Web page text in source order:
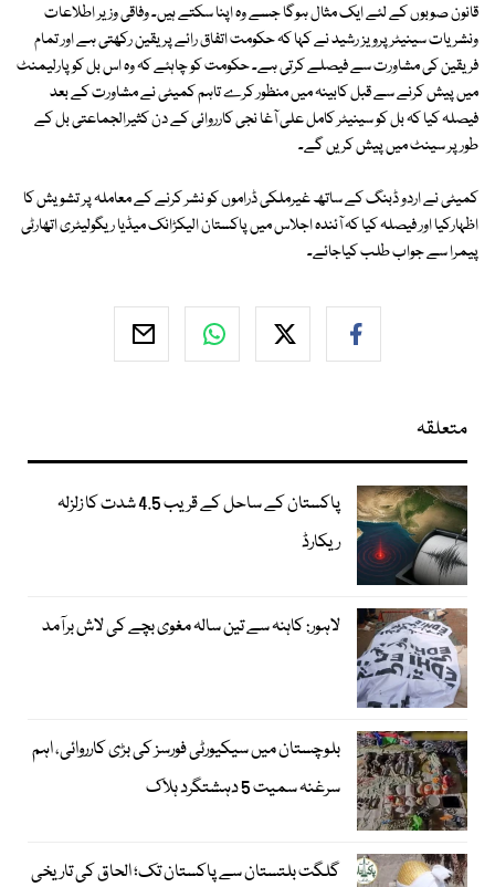
قانون صوبوں کے لئے ایک مثال ہوگا جسے وہ اپنا سکتے ہیں۔ وفاقی وزیر اطلاعات
ونشریات سینیٹر پرویز رشید نے کہا کہ حکومت اتفاق رائے پر یقین رکھتی ہے اور تمام
فریقین کی مشاورت سے فیصلے کرتی ہے۔ حکومت کو چاہئے کہ وہ اس بل کو پارلیمنٹ
میں پیش کرنے سے قبل کابینہ میں منظور کرے تاہم کمیٹی نے مشاورت کے بعد
فیصلہ کیا کہ بل کو سینیٹر کامل علی آغا نجی کارروائی کے دن کثیرالجماعتی بل کے
طورپر سینٹ میں پیش کریں گے۔
کمیٹی نے اردو ڈبنگ کے ساتھ غیرملکی ڈراموں کو نشر کرنے کے معاملہ پر تشویش کا
اظہارکیا اور فیصلہ کیا کہ آئندہ اجلاس میں پاکستان الیکڑانک میڈیا ریگولیٹری اتھارٹی
پیمرا سے جواب طلب کیاجائے۔
متعلقہ
پاکستان کے ساحل کے قریب 4.5 شدت کا زلزلہ
ریکارڈ
لاہور: کاہنہ سے تین سالہ مغوی بچے کی لاش برآمد
بلوچستان میں سیکیورٹی فورسز کی بڑی کارروائی، اہم
سرغنہ سمیت 5 دہشتگرد ہلاک
گلگت بلتستان سے پاکستان تک؛ الحاق کی تاریخی